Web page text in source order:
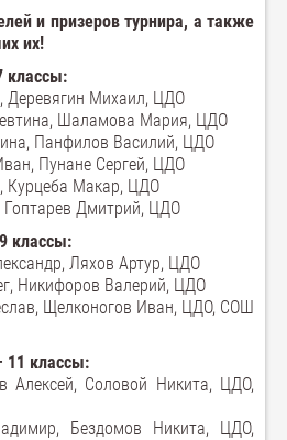
и призеров турнира, а также
их!
классы:
Деревягин Михаил, ЦДО
Шаламова Мария, ЦДО
Панфилов Василий, ЦДО
Сергей, ЦДО
Макар, ЦДО
Дмитрий, ЦДО
классы:
Ляхов Артур, ЦДО
Никифоров Валерий, ЦДО
Щелконогов Иван, ЦДО, СОШ
11 классы:
Алексей, Соловой Никита, ЦДО,
Бездомов Никита, ЦДО,